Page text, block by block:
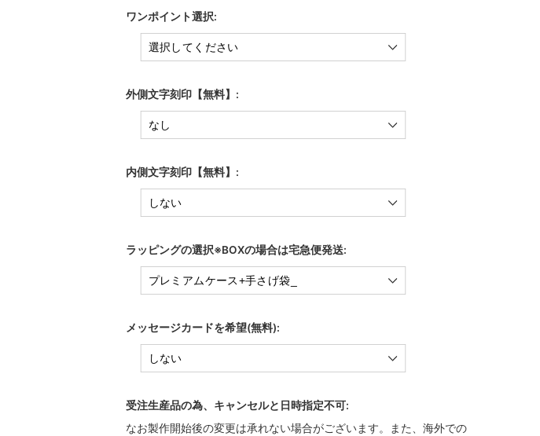
ワンポイント選択:
外側文字刻印【無料】:
内側文字刻印【無料】:
ラッピングの選択※BOXの場合は宅急便発送:
メッセージカードを希望(無料):
受注生産品の為、キャンセルと日時指定不可:
なお製作開始後の変更は承れない場合がございます。また、海外での